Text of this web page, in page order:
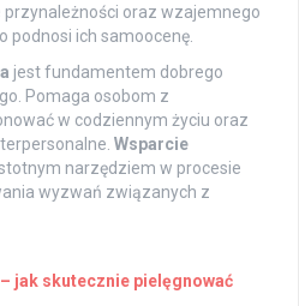
oraz wzajemnego
podnosi ich samoocenę.
jest fundamentem dobrego
Pomaga osobom z
w codziennym życiu oraz
Wsparcie
narzędziem w procesie
wyzwań związanych z
jak skutecznie pielęgnować